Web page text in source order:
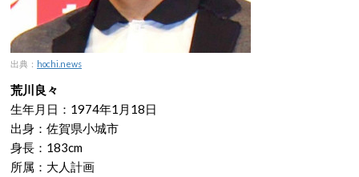
出典： hochi.news
荒川良々
生年月日：1974年1月18日
出身：佐賀県小城市
身長：183cm
所属：大人計画